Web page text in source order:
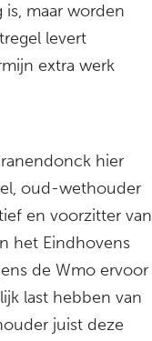
maar worden
levert
extra werk
hier
oud-wethouder
en voorzitter van
het Eindhovens
de Wmo ervoor
last hebben van
juist deze